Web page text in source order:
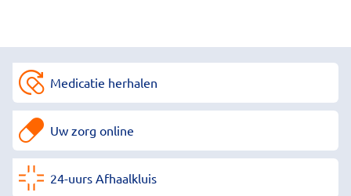
Medicatie herhalen
Uw zorg online
24-uurs Afhaalkluis